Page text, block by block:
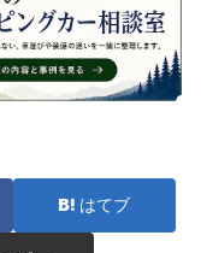
はてブ